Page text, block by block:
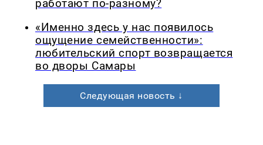
работают по-разному?
«Именно здесь у нас появилось
ощущение семейственности»:
любительский спорт возвращается
во дворы Самары
Следующая новость ↓